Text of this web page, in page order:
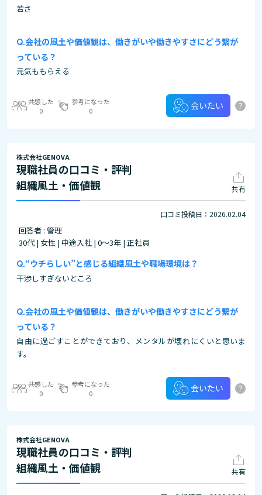
若さ
会社の風土や価値観は、働きがいや働きやすさにどう繋が
っている？
元気ももらえる
共感した
0
参考になった
0
会いたい ?
株式会社GENOVA
現職社員の口コミ・評判
組織風土・価値観
共有
口コミ投稿日：2026.02.04
回答者 : 管理
30代 | 女性 | 中途入社 | 0～3年 | 正社員
“ウチらしい”と感じる組織風土や職場環境は？
干渉しすぎないところ
会社の風土や価値観は、働きがいや働きやすさにどう繋が
っている？
自由に過ごすことができており、メンタルが壊れにくいと思いま
す。
共感した
0
参考になった
0
会いたい ?
株式会社GENOVA
現職社員の口コミ・評判
組織風土・価値観
共有